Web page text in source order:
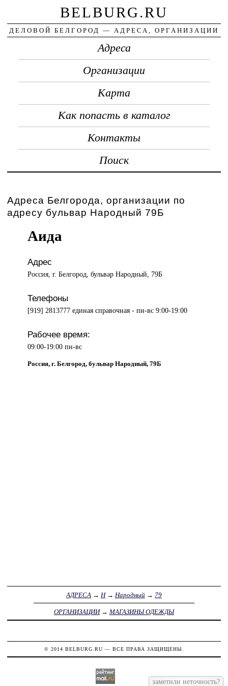
BELBURG.RU
ДЕЛОВОЙ БЕЛГОРОД — АДРЕСА, ОРГАНИЗАЦИИ
Адреса
Организации
Карта
Как попасть в каталог
Контакты
Поиск
Адреса Белгорода, организации по
адресу бульвар Народный 79Б
Аида
Адрес
Россия, г. Белгород, бульвар Народный, 79Б
Телефоны
[919] 2813777 единая справочная - пн-вс 9:00-19:00
Рабочее время:
09:00-19:00 пн-вс
Россия, г. Белгород, бульвар Народный, 79Б
АДРЕСА → Н→ Народный → 79
ОРГАНИЗАЦИИ→ МАГАЗИНЫ ОДЕЖДЫ
© 2014 BELBURG.RU — ВСЕ ПРАВА ЗАЩИЩЕНЫ.
заметили неточность?